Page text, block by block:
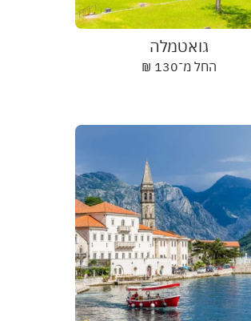
גואטמלה
החל מ־ ₪ 130